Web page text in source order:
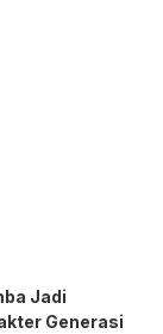
Jadi
Generasi